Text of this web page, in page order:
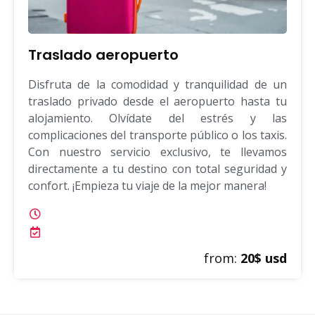
Traslado aeropuerto
Disfruta de la comodidad y tranquilidad de un
traslado privado desde el aeropuerto hasta tu
alojamiento. Olvídate del estrés y las
complicaciones del transporte público o los taxis.
Con nuestro servicio exclusivo, te llevamos
directamente a tu destino con total seguridad y
confort. ¡Empieza tu viaje de la mejor manera!
from: 20$ usd